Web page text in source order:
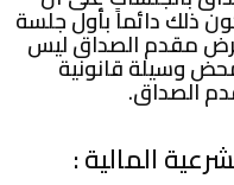
ذلك دائماً بأول جلسة
مقدم الصداق ليس
وسيلة قانونية
الصداق.
المالية :